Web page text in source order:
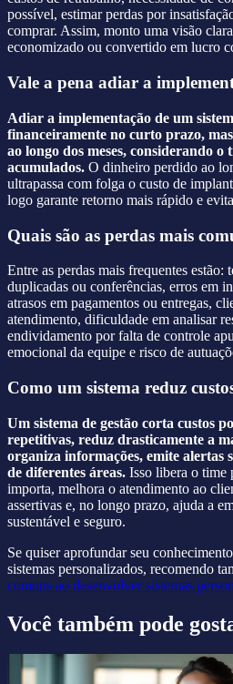
possível, estimar perdas por
comprar. Assim, monto uma visão
economizado ou convertido em lucro
Vale a pena adiar a
Adiar a implementação de um
financeiramente no curto prazo,
ao longo dos meses, considerando
acumulados. O dinheiro perdido ao
ultrapassa com folga o custo de
logo garante retorno mais rápido e
Quais são as perdas mais
Entre as perdas mais frequentes estão:
duplicadas ou conferências, erros em
atrasos em pagamentos ou entregas,
atendimento, dificuldade em analisar
endividamento por falta de controle
emocional da equipe e risco de
Como um sistema reduz
Um sistema de gestão corta custos
repetitivas, reduz drasticamente a
organiza informações, emite alertas
de diferentes áreas. Isso libera o time
importa, melhora o atendimento ao
assertivas e, no longo prazo, ajuda a
sustentável e seguro.
Se quiser aprofundar seu
sistemas personalizados, recomendo
comuns ao desenvolver sistemas
Você também pode